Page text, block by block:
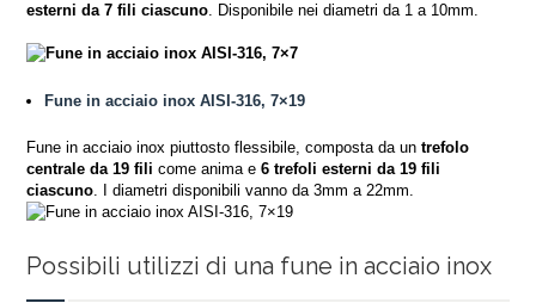
esterni da 7 fili ciascuno. Disponibile nei diametri da 1 a 10mm.
Fune in acciaio inox AISI-316, 7×19
Fune in acciaio inox piuttosto flessibile, composta da untrefolo
centrale da 19 fili come anima e6 trefoli esterni da 19 fili
ciascuno. I diametri disponibili vanno da 3mm a 22mm.
Possibili utilizzi di una fune in acciaio inox